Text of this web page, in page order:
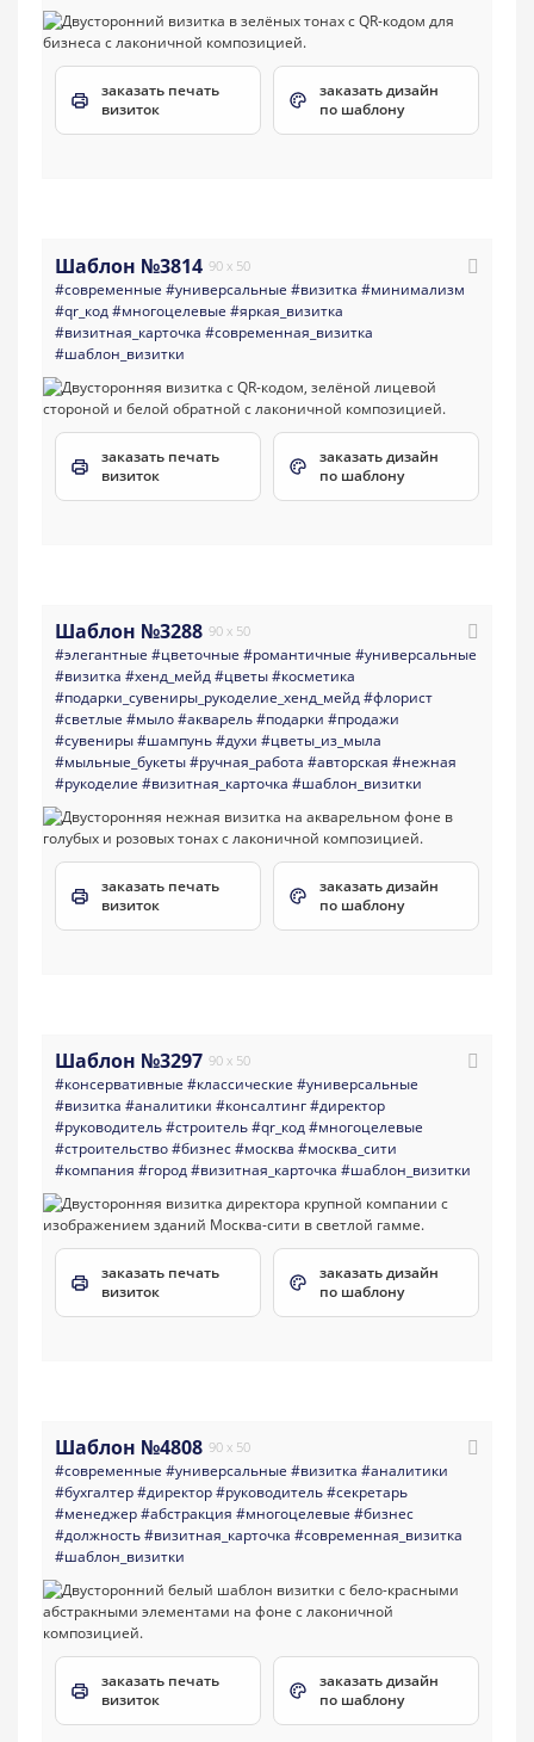
заказать печать
визиток
заказать дизайн
по шаблону
Шаблон №3814 90 x 50
#современные #универсальные #визитка #минимализм
#qr_код#многоцелевые #яркая_визитка
#визитная_карточка #современная_визитка
#шаблон_визитки
заказать печать
визиток
заказать дизайн
по шаблону
Шаблон №3288 90 x 50
#элегантные #цветочные #романтичные #универсальные
#визитка #хенд_мейд#цветы#косметика
#подарки_сувениры_рукоделие_хенд_мейд#флорист
#светлые #мыло#акварель#подарки #продажи
#сувениры#шампунь#духи #цветы_из_мыла
#мыльные_букеты#ручная_работа #авторская #нежная
#рукоделие #визитная_карточка #шаблон_визитки
заказать печать
визиток
заказать дизайн
по шаблону
Шаблон №3297 90 x 50
#консервативные #классические #универсальные
#визитка #аналитики #консалтинг#директор
#руководитель#строитель#qr_код#многоцелевые
#строительство#бизнес#москва #москва_сити
#компания #город#визитная_карточка #шаблон_визитки
заказать печать
визиток
заказать дизайн
по шаблону
Шаблон №4808 90 x 50
#современные #универсальные #визитка #аналитики
#бухгалтер#директор#руководитель#секретарь
#менеджер#абстракция #многоцелевые #бизнес
#должность#визитная_карточка #современная_визитка
#шаблон_визитки
заказать печать
визиток
заказать дизайн
по шаблону